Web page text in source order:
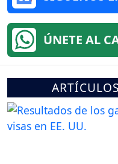
ÚNETE AL